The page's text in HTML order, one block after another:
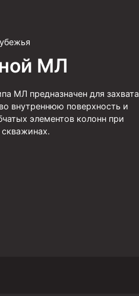
МЛ
МЛ предназначен для захвата
внутреннюю поверхность и
элементов колонн при